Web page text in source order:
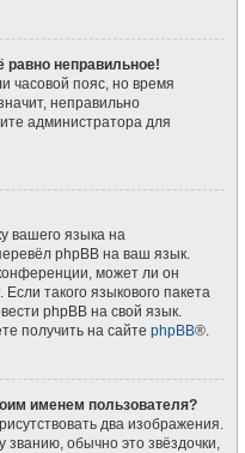
равно неправильное!
часовой пояс, но время
неправильно
администратора для
вашего языка на
phpBB на ваш язык.
может ли он
такого языкового пакета
phpBB на свой язык.
получить на сайте phpBB®.
именем пользователя?
два изображения.
обычно это звёздочки,